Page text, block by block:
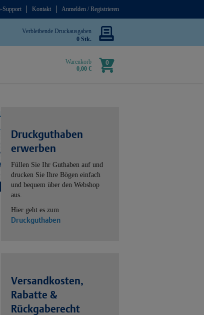
Support Kontakt Anmelden / Registrieren
Verbleibende Druckausgaben
0 Stk.
Warenkorb
0,00 €
0
Druckguthaben
erwerben
Füllen Sie Ihr Guthaben auf und
drucken Sie Ihre Bögen einfach
und bequem über den Webshop
aus.
Hier geht es zum
Druckguthaben
Versandkosten,
Rabatte &
Rückgaberecht